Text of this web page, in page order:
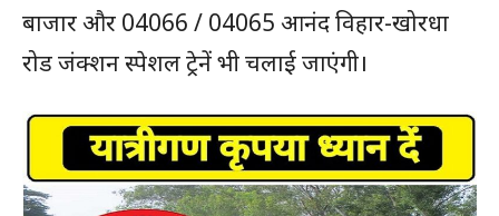
बाजार और 04066 / 04065 आनंद विहार-खोरधा
रोड जंक्शन स्पेशल ट्रेनें भी चलाई जाएंगी।